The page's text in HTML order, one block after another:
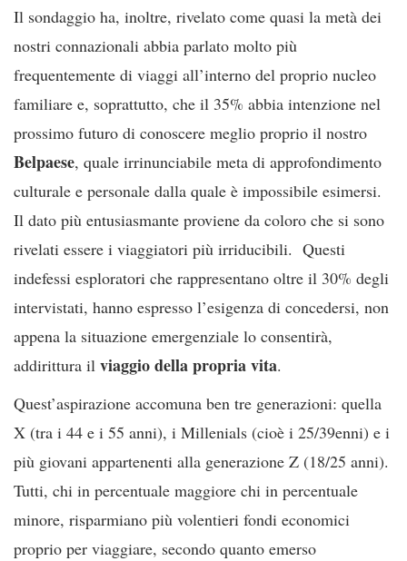
Il sondaggio ha, inoltre, rivelato come quasi la metà dei
nostri connazionali abbia parlato molto più
frequentemente di viaggi all’interno del proprio nucleo
familiare e, soprattutto, che il 35% abbia intenzione nel
prossimo futuro di conoscere meglio proprio il nostro
Belpaese, quale irrinunciabile meta di approfondimento
culturale e personale dalla quale è impossibile esimersi.
Il dato più entusiasmante proviene da coloro che si sono
rivelati essere i viaggiatori più irriducibili. Questi
indefessi esploratori che rappresentano oltre il 30% degli
intervistati, hanno espresso l’esigenza di concedersi, non
appena la situazione emergenziale lo consentirà,
addirittura il viaggio della propria vita.
Quest’aspirazione accomuna ben tre generazioni: quella
X (tra i 44 e i 55 anni), i Millenials (cioè i 25/39enni) e i
più giovani appartenenti alla generazione Z (18/25 anni).
Tutti, chi in percentuale maggiore chi in percentuale
minore, risparmiano più volentieri fondi economici
proprio per viaggiare, secondo quanto emerso